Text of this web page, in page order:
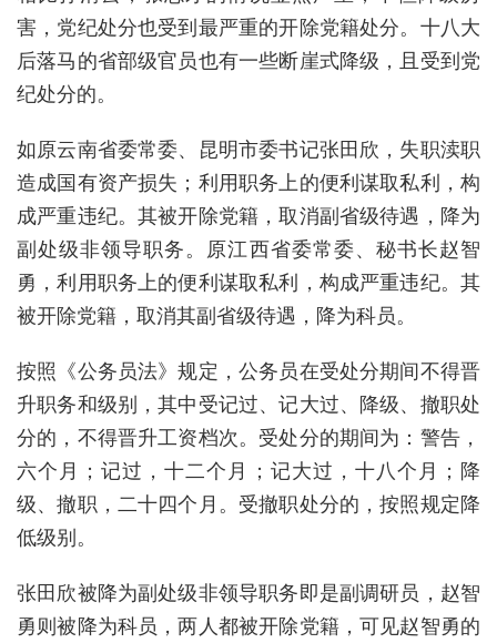
害，党纪处分也受到最严重的开除党籍处分。十八大
后落马的省部级官员也有一些断崖式降级，且受到党
纪处分的。
如原云南省委常委、昆明市委书记张田欣，失职渎职
造成国有资产损失；利用职务上的便利谋取私利，构
成严重违纪。其被开除党籍，取消副省级待遇，降为
副处级非领导职务。原江西省委常委、秘书长赵智
勇，利用职务上的便利谋取私利，构成严重违纪。其
被开除党籍，取消其副省级待遇，降为科员。
按照《公务员法》规定，公务员在受处分期间不得晋
升职务和级别，其中受记过、记大过、降级、撤职处
分的，不得晋升工资档次。受处分的期间为：警告，
六个月；记过，十二个月；记大过，十八个月；降
级、撤职，二十四个月。受撤职处分的，按照规定降
低级别。
张田欣被降为副处级非领导职务即是副调研员，赵智
勇则被降为科员，两人都被开除党籍，可见赵智勇的